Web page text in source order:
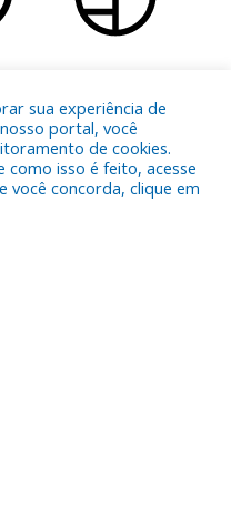
sua experiência de
portal, você
de cookies.
como isso é feito, acesse
você concorda, clique em